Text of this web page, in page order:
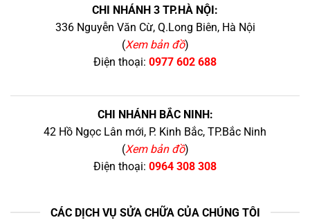
CHI NHÁNH 3 TP.HÀ NỘI:
336 Nguyễn Văn Cừ, Q.Long Biên, Hà Nội
(Xem bản đồ)
Điện thoại: 0977 602 688
CHI NHÁNH BẮC NINH:
42 Hồ Ngọc Lân mới, P. Kinh Bắc, TP.Bắc Ninh
(Xem bản đồ)
Điện thoại: 0964 308 308
CÁC DỊCH VỤ SỬA CHỮA CỦA CHÚNG TÔI